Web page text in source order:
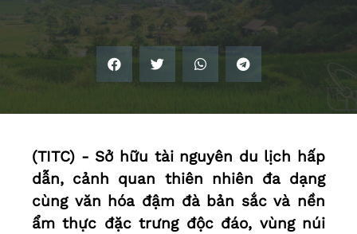
(TITC) - Sở hữu tài nguyên du lịch hấp
dẫn, cảnh quan thiên nhiên đa dạng
cùng văn hóa đậm đà bản sắc và nền
ẩm thực đặc trưng độc đáo, vùng núi